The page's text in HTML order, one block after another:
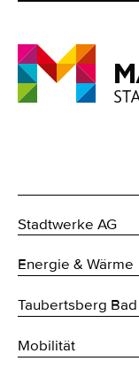
Stadtwerke AG
Energie & Wärme
Taubertsberg Bad
Mobilität